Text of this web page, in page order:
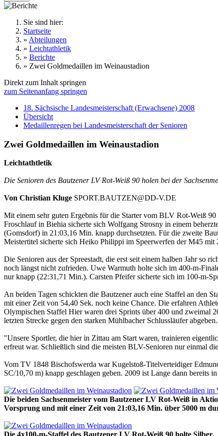
Sie sind hier:
Startseite
» Abteilungen
» Leichtathletik
» Berichte
» Zwei Goldmedaillen im Weinaustadion
Direkt zum Inhalt springen
zum Seitenanfang springen
18. Sächsische Landesmeisterschaft (Erwachsene) 2008
Übersicht
Medaillenregen bei Landesmeisterschaft der Senioren
Zwei Goldmedaillen im Weinaustadion
Leichtathtletik
Die Senioren des Bautzener LV Rot-Weiß 90 holen bei der
Von Christian Kluge SPORT.BAUTZEN@DD-V.DE
Mit einem sehr guten Ergebnis für die Starter vom BLV Rot-Weiß
Froschlauf in Biehia sicherte sich Wolfgang Strosny in einem
(Gomsdorf) in 21:03,16 Min. knapp durchsetzten. Für die zweite
Meistertitel sicherte sich Heiko Philippi im Speerwerfen der M45
Die Senioren aus der Spreestadt, die erst seit einem halben Jahr so
noch längst nicht zufrieden. Uwe Warmuth holte sich im 400-m-
nur knapp (22:31,71 Min.). Carsten Pfeifer sicherte sich im 100-m-
An beiden Tagen schickten die Bautzener auch eine Staffel an den
mit einer Zeit von 54,40 Sek. noch keine Chance. Die erfahren
Olympischen Staffel Hier waren drei Sprints über 400 und zweimal
letzten Strecke gegen den starken Mühlbacher Schlussläufer
"Unsere Sportler, die hier in Zittau am Start waren, trainieren
erfreut war. Schließlich sind die meisten BLV-Senioren nur einmal
Vom TV 1848 Bischofswerda war Kugelstoß-Titelverteidiger
SC/10,70 m) knapp geschlagen geben. 2009 ist Lange dann bereits
Die beiden Sachsenmeister vom Bautzener LV Rot-Weiß in
Vorsprung und mit einer Zeit von 21:03,16 Min. über 5000 m